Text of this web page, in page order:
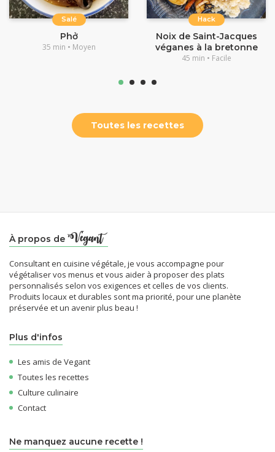
Salé
Phở
35 min • Moyen
Hack
Noix de Saint-Jacques
véganes à la bretonne
45 min • Facile
Toutes les recettes
À propos de
Consultant en cuisine végétale, je vous accompagne pour
végétaliser vos menus et vous aider à proposer des plats
personnalisés selon vos exigences et celles de vos clients.
Produits locaux et durables sont ma priorité, pour une planète
préservée et un avenir plus beau !
Plus d'infos
Les amis de Vegant
Toutes les recettes
Culture culinaire
Contact
Ne manquez aucune recette !